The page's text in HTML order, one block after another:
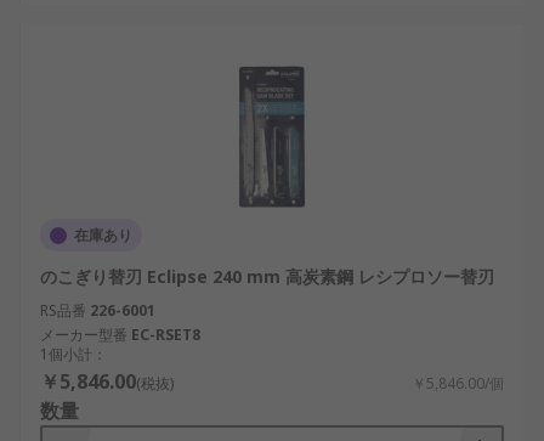
在庫あり
のこぎり替刃 Eclipse 240 mm 高炭素鋼 レシプロソー替刃
RS品番 226-6001
メーカー型番 EC-RSET8
1個小計：
￥5,846.00(税抜) ￥5,846.00/個
数量